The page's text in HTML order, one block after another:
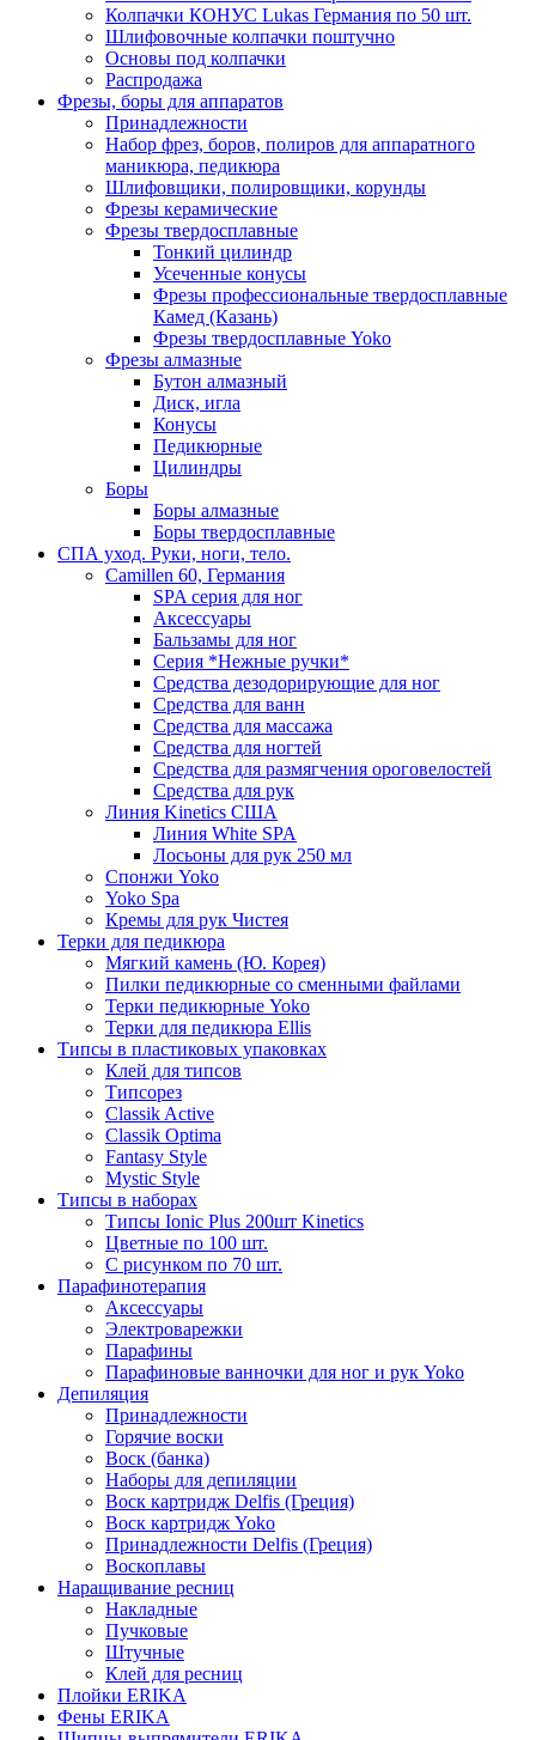
Колпачки КОНУС Lukas Германия по 50 шт.
Шлифовочные колпачки поштучно
Основы под колпачки
Распродажа
Фрезы, боры для аппаратов
Принадлежности
Набор фрез, боров, полиров для аппаратного
маникюра, педикюра
Шлифовщики, полировщики, корунды
Фрезы керамические
Фрезы твердосплавные
Тонкий цилиндр
Усеченные конусы
Фрезы профессиональные твердосплавные
Камед (Казань)
Фрезы твердосплавные Yoko
Фрезы алмазные
Бутон алмазный
Диск, игла
Конусы
Педикюрные
Цилиндры
Боры
Боры алмазные
Боры твердосплавные
СПА уход. Руки, ноги, тело.
Camillen 60, Германия
SPA серия для ног
Аксессуары
Бальзамы для ног
Серия *Нежные ручки*
Средства дезодорирующие для ног
Средства для ванн
Средства для массажа
Средства для ногтей
Средства для размягчения ороговелостей
Средства для рук
Линия Kinetics США
Линия White SPA
Лосьоны для рук 250 мл
Спонжи Yoko
Yoko Spa
Кремы для рук Чистея
Терки для педикюра
Мягкий камень (Ю. Корея)
Пилки педикюрные со сменными файлами
Терки педикюрные Yoko
Терки для педикюра Ellis
Типсы в пластиковых упаковках
Клей для типсов
Типсорез
Classik Active
Classik Optima
Fantasy Style
Mystic Style
Типсы в наборах
Типсы Ionic Plus 200шт Kinetics
Цветные по 100 шт.
С рисунком по 70 шт.
Парафинотерапия
Аксессуары
Электроварежки
Парафины
Парафиновые ванночки для ног и рук Yoko
Депиляция
Принадлежности
Горячие воски
Воск (банка)
Наборы для депиляции
Воск картридж Delfis (Греция)
Воск картридж Yoko
Принадлежности Delfis (Греция)
Воскоплавы
Наращивание ресниц
Накладные
Пучковые
Штучные
Клей для ресниц
Плойки ERIKA
Фены ERIKA